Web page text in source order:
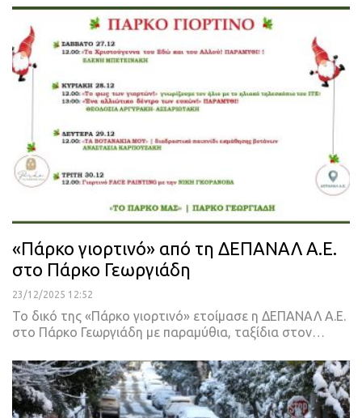
«Πάρκο γιορτινό» από τη ΔΕΠΑΝΑΛ Α.Ε.
στο Πάρκο Γεωργιάδη
23/12/2025 12:52
Το δικό της «Πάρκο γιορτινό» ετοίμασε η ΔΕΠΑΝΑΛ Α.Ε.
στο Πάρκο Γεωργιάδη με παραμύθια, ταξίδια στον…